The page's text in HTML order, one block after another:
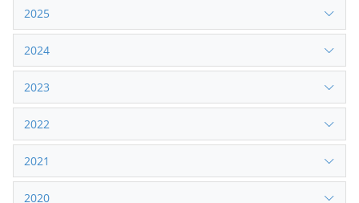
2025
2024
2023
2022
2021
2020